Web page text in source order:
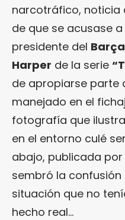
narcotráfico, noticia
de que se acusase a
presidente del Barça
Harper de la serie
de apropiarse parte
manejado en el
fotografía que
en el entorno culé
abajo, publicada por
sembró la
situación que no
hecho real…